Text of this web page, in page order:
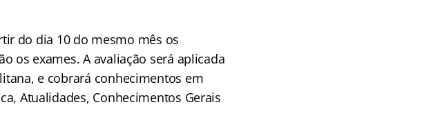
do dia 10 do mesmo mês os
os exames. A avaliação será aplicada
e cobrará conhecimentos em
Atualidades, Conhecimentos Gerais